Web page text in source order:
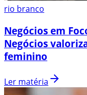
rio branco
Negócios em
Negócios
feminino
Ler matéria